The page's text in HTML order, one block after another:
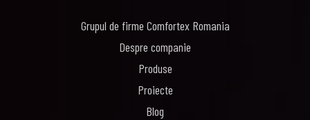
Grupul de firme Comfortex Romania
Despre companie
Produse
Proiecte
Blog